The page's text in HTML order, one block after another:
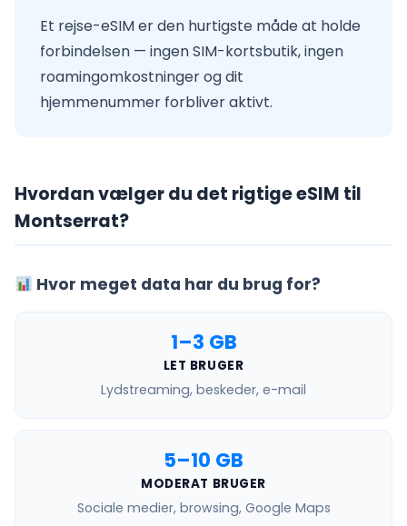
Et rejse-eSIM er den hurtigste måde at holde
forbindelsen — ingen SIM-kortsbutik, ingen
roamingomkostninger og dit
hjemmenummer forbliver aktivt.
Hvordan vælger du det rigtige eSIM til
Montserrat?
Hvor meget data har du brug for?
1–3 GB
LET BRUGER
Lydstreaming, beskeder, e-mail
5–10 GB
MODERAT BRUGER
Sociale medier, browsing, Google Maps